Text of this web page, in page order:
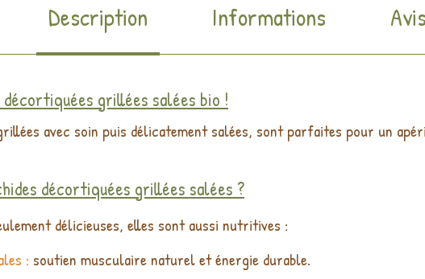
Description Informations Avis
grillées salées bio !
avec soin puis délicatement salées, sont parfaites pour un
décortiquées grillées salées ?
délicieuses, elles sont aussi nutritives :
: soutien musculaire naturel et énergie durable.